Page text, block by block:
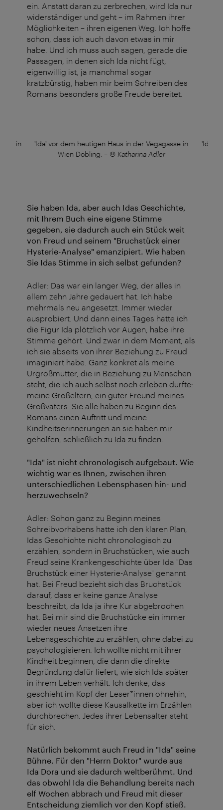
ein. Anstatt daran zu zerbrechen, wird Ida nur
widerständiger und geht – im Rahmen ihrer
Möglichkeiten – ihren eigenen Weg. Ich hoffe
schon, dass ich auch davon etwas in mir
habe. Und ich muss auch sagen, gerade die
Passagen, in denen sich Ida nicht fügt,
eigenwillig ist, ja manchmal sogar
kratzbürstig, haben mir beim Schreiben des
Romans besonders große Freude bereitet.
in
'Ida' vor dem heutigen Haus in der Vegagasse in
Wien Döbling. – © Katharina Adler
'Ida'
Sie haben Ida, aber auch Idas Geschichte,
mit Ihrem Buch eine eigene Stimme
gegeben, sie dadurch auch ein Stück weit
von Freud und seinem "Bruchstück einer
Hysterie-Analyse" emanzipiert. Wie haben
Sie Idas Stimme in sich selbst gefunden?
Adler: Das war ein langer Weg, der alles in
allem zehn Jahre gedauert hat. Ich habe
mehrmals neu angesetzt. Immer wieder
ausprobiert. Und dann eines Tages hatte ich
die Figur Ida plötzlich vor Augen, habe ihre
Stimme gehört. Und zwar in dem Moment, als
ich sie abseits von ihrer Beziehung zu Freud
imaginiert habe. Ganz konkret als meine
Urgroßmutter, die in Beziehung zu Menschen
steht, die ich auch selbst noch erleben durfte:
meine Großeltern, ein guter Freund meines
Großvaters. Sie alle haben zu Beginn des
Romans einen Auftritt und meine
Kindheitserinnerungen an sie haben mir
geholfen, schließlich zu Ida zu finden.
"Ida" ist nicht chronologisch aufgebaut. Wie
wichtig war es Ihnen, zwischen ihren
unterschiedlichen Lebensphasen hin- und
herzuwechseln?
Adler: Schon ganz zu Beginn meines
Schreibvorhabens hatte ich den klaren Plan,
Idas Geschichte nicht chronologisch zu
erzählen, sondern in Bruchstücken, wie auch
Freud seine Krankengeschichte über Ida "Das
Bruchstück einer Hysterie-Analyse" genannt
hat. Bei Freud bezieht sich das Bruchstück
darauf, dass er keine ganze Analyse
beschreibt, da Ida ja ihre Kur abgebrochen
hat. Bei mir sind die Bruchstücke ein immer
wieder neues Ansetzen ihre
Lebensgeschichte zu erzählen, ohne dabei zu
psychologisieren. Ich wollte nicht mit ihrer
Kindheit beginnen, die dann die direkte
Begründung dafür liefert, wie sich Ida später
in ihrem Leben verhält. Ich denke, das
geschieht im Kopf der Leser*innen ohnehin,
aber ich wollte diese Kausalkette im Erzählen
durchbrechen. Jedes ihrer Lebensalter steht
für sich.
Natürlich bekommt auch Freud in "Ida" seine
Bühne. Für den "Herrn Doktor" wurde aus
Ida Dora und sie dadurch weltberühmt. Und
das obwohl Ida die Behandlung bereits nach
elf Wochen abbrach und Freud mit dieser
Entscheidung ziemlich vor den Kopf stieß.